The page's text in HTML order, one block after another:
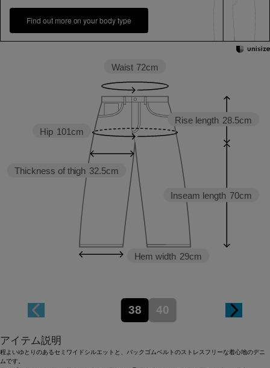
Find out more on your body type
Inseam length 70cm
Rise length 28.5cm
Hem width 29cm
Thickness of thigh 32.5cm
Hip 101cm
Waist 72cm
38 40
アイテム説明
程よいゆとりのあるセミワイドシルエットと、バックゴムベルトのストレスフリーな着心地のデニ
ムです。